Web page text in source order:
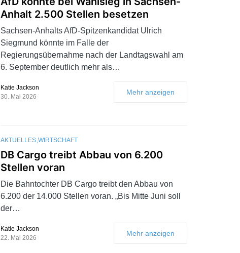
Anhalt 2.500 Stellen besetzen
Sachsen-Anhalts AfD-Spitzenkandidat Ulrich
Siegmund könnte im Falle der
Regierungsübernahme nach der Landtagswahl am
6. September deutlich mehr als…
Katie Jackson
30. Mai 2026
Mehr anzeigen
AKTUELLES WIRTSCHAFT
DB Cargo treibt Abbau von 6.200
Stellen voran
Die Bahntochter DB Cargo treibt den Abbau von
6.200 der 14.000 Stellen voran. „Bis Mitte Juni soll
der…
Katie Jackson
22. Mai 2026
Mehr anzeigen